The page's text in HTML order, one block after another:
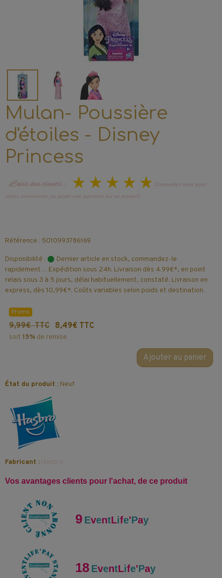
Mulan- Poussière
d'étoiles - Disney
Princess
L’avis des clients :
(Connectez-vous pour
noter, commenter, ou poser une question sur ce produit)
Référence : 5010993786169
Disponibilité :
Dernier article en stock, commandez-le
rapidement… Expédition sous 24h. Livraison dès 4.99€*, en point
relais sous 3 à 5 jours, délai habituellement, constaté. Livraison en
express, dès 10,99€*. Coûts variables selon poids et destination.
Promo
9,99€ TTC 8,49€ TTC
soit 15% de remise
Ajouter au panier
État du produit : Neuf
Fabricant : Hasbro
Vos avantages clients pour l'achat, de ce produit
9 EventLife'Pay
18 EventLife'Pay